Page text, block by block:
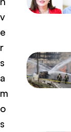
v
e
r
s
a
m
o
s